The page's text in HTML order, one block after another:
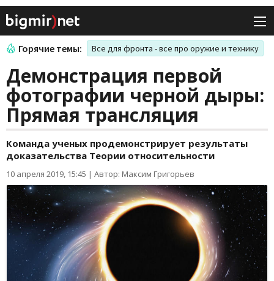
Горячие темы: Все для фронта - все про оружие и технику
Демонстрация первой
фотографии черной дыры:
Прямая трансляция
Команда ученых продемонстрирует результаты
доказательства Теории относительности
10 апреля 2019, 15:45 | Автор: Максим Григорьев